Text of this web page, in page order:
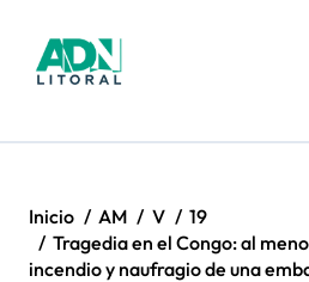
contenido
Inicio AM V
19
Tragedia en el Congo: al
incendio y naufragio de una